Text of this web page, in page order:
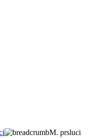
M. prsluci